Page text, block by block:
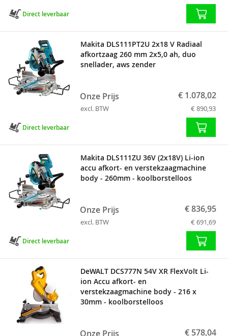
Direct leverbaar
Makita DLS111PT2U 2x18 V Radiaal
afkortzaag 260 mm 2x5,0 ah, duo
snellader, aws zender
Onze Prijs € 1.078,02
excl. BTW € 890,93
Direct leverbaar
Makita DLS111ZU 36V (2x18V) Li-ion
accu afkort- en verstekzaagmachine
body - 260mm - koolborstelloos
Onze Prijs € 836,95
excl. BTW € 691,69
Direct leverbaar
DeWALT DCS777N 54V XR FlexVolt Li-
ion Accu afkort- en
verstekzaagmachine body - 216 x
30mm - koolborstelloos
Onze Prijs € 578,04